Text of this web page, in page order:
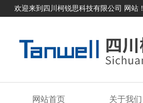
欢迎来到四川柯锐思科技有限公司 网站！
网站首页 关于我们